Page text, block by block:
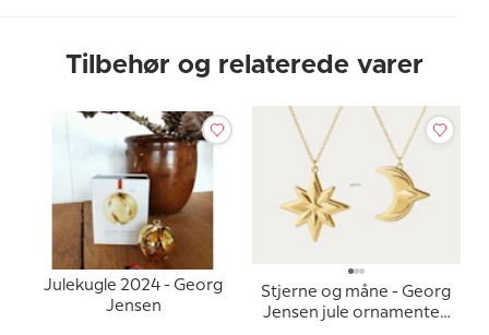
Tilbehør og relaterede varer
Julekugle 2024 - Georg
Jensen
Stjerne og måne - Georg
Jensen jule ornamenter,